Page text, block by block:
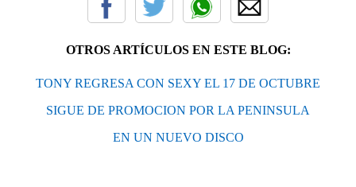
OTROS ARTÍCULOS EN ESTE BLOG:
TONY REGRESA CON SEXY EL 17 DE OCTUBRE
SIGUE DE PROMOCION POR LA PENINSULA
EN UN NUEVO DISCO